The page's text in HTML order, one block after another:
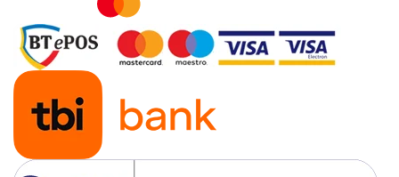
■ Ulei motor KROON
■ Ulei motor KROSS
■ Ulei motor SELENIA
■ Ulei motor CYCLON
■ Ulei motor OEM
Ulei motor DACIA
Ulei motor RENAULT